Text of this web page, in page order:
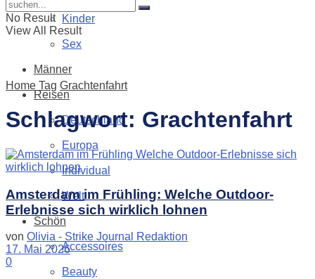
Kinder
Sex
Männer
Reisen
Deutschland
Europa
Individual
Welt
Schön
Accessoires
Beauty
No Result
View All Result
Home Tag Grachtenfahrt
Schlagwort: Grachtenfahrt
Amsterdam im Frühling: Welche Outdoor-
Erlebnisse sich wirklich lohnen
von Olivia - Strike Journal Redaktion
17. Mai 2026
0